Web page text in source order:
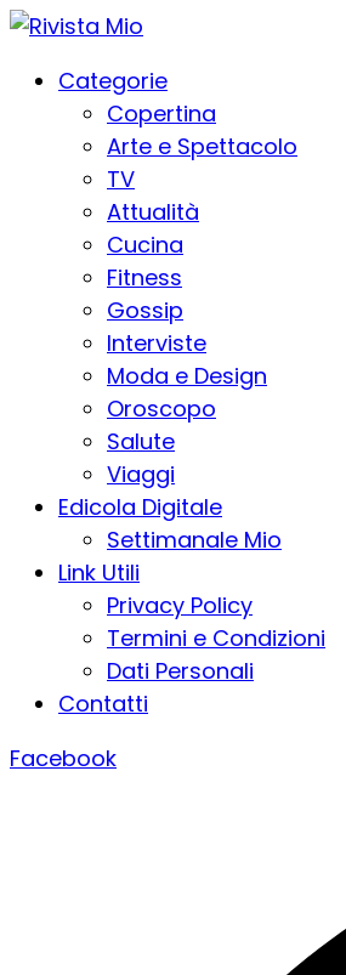
Categorie
Copertina
Arte e Spettacolo
TV
Attualità
Cucina
Fitness
Gossip
Interviste
Moda e Design
Oroscopo
Salute
Viaggi
Edicola Digitale
Settimanale Mio
Link Utili
Privacy Policy
Termini e Condizioni
Dati Personali
Contatti
Facebook